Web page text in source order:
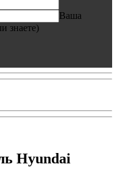
Ваша
знаете)
Hyundai